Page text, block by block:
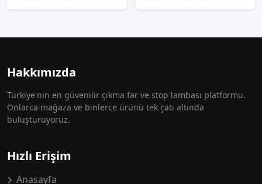
Hakkımızda
Türkiye'nin en güvenilir çıkma far ve stop lambası platformu.
Onlarca mağaza ve binlerce ürünü tek çatı altında
buluşturuyoruz.
Hızlı Erişim
Anasayfa